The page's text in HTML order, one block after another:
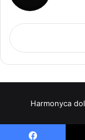
Harmonyca